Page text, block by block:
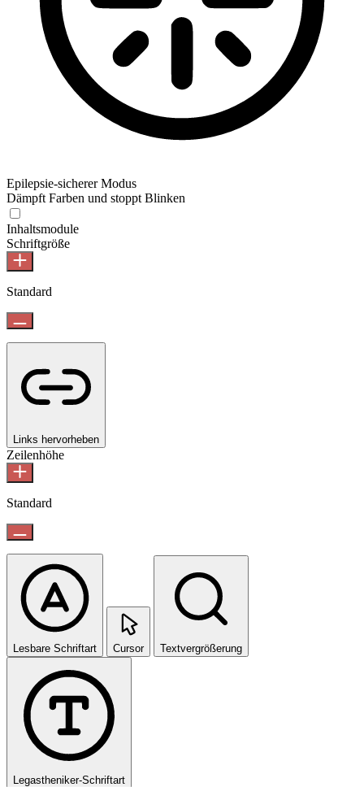
Epilepsie-sicherer Modus
Dämpft Farben und stoppt Blinken
Inhaltsmodule
Schriftgröße
Standard
Links hervorheben
Zeilenhöhe
Standard
Lesbare Schriftart Cursor Textvergrößerung
Legastheniker-Schriftart